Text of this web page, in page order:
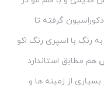
گرفته تا
رنگ با اسپری رنگ اکو
هم مطابق استاندارد
از زمینه ها و